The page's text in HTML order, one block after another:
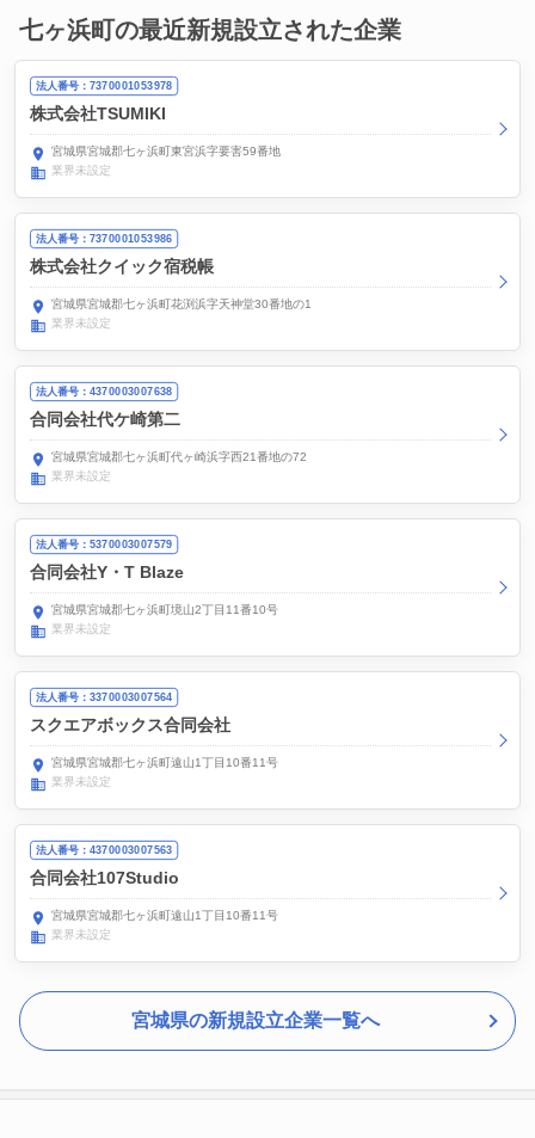
七ヶ浜町の最近新規設立された企業
法人番号：7370001053978
株式会社TSUMIKI
宮城県宮城郡七ヶ浜町東宮浜字要害59番地
業界未設定
法人番号：7370001053986
株式会社クイック宿税帳
宮城県宮城郡七ヶ浜町花渕浜字天神堂30番地の1
業界未設定
法人番号：4370003007638
合同会社代ケ崎第二
宮城県宮城郡七ヶ浜町代ヶ崎浜字西21番地の72
業界未設定
法人番号：5370003007579
合同会社Y・T Blaze
宮城県宮城郡七ヶ浜町境山2丁目11番10号
業界未設定
法人番号：3370003007564
スクエアボックス合同会社
宮城県宮城郡七ヶ浜町遠山1丁目10番11号
業界未設定
法人番号：4370003007563
合同会社107Studio
宮城県宮城郡七ヶ浜町遠山1丁目10番11号
業界未設定
宮城県の新規設立企業一覧へ